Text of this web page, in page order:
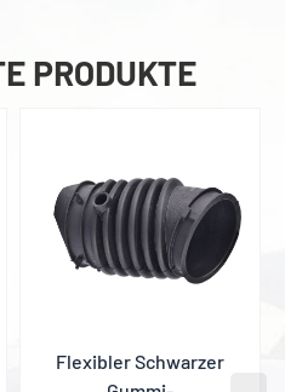
PRODUKTE
Gummigewellter